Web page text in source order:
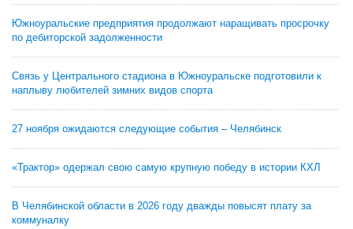
Южноуральские предприятия продолжают наращивать просрочку
по дебиторской задолженности
Связь у Центрального стадиона в Южноуральске подготовили к
наплыву любителей зимних видов спорта
27 ноября ожидаются следующие события – Челябинск
«Трактор» одержал свою самую крупную победу в истории КХЛ
В Челябинской области в 2026 году дважды повысят плату за
коммуналку